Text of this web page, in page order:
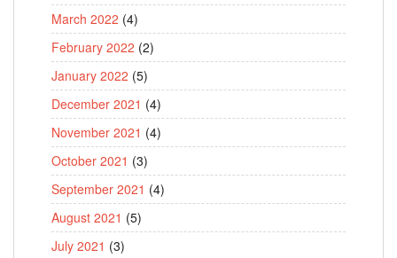
March 2022 (4)
February 2022 (2)
January 2022 (5)
December 2021 (4)
November 2021 (4)
October 2021 (3)
September 2021 (4)
August 2021 (5)
July 2021 (3)